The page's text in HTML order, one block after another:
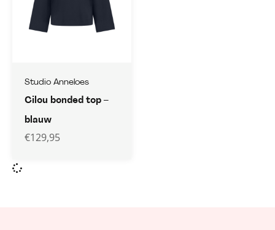
Studio Anneloes
Cilou bonded top –
blauw
€129,95